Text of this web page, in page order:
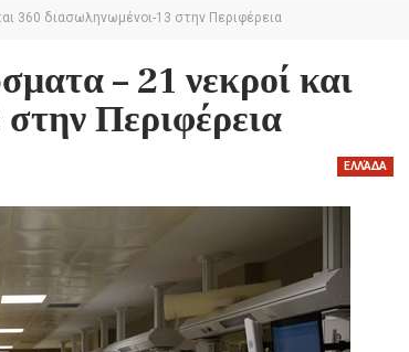
360 διασωληνωμένοι-13 στην Περιφέρεια
– 21 νεκροί και
Περιφέρεια
ΕΛΛΆΔΑ